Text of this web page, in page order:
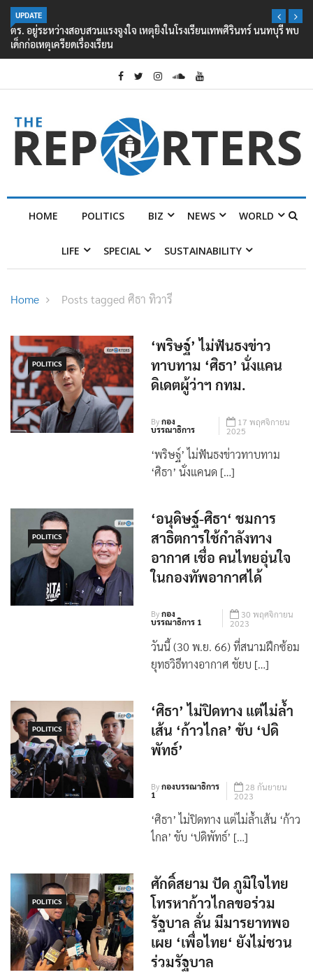
UPDATE
ตร. อยู่ระหว่างสอบสวนแรงจูงใจ เหตุยิงในโรงเรียนเทพศิรินทร์ นนทบุรี พบ
เด็กก่อเหตุเครียดเรื่องเรียน
HOME POLITICS BIZ NEWS WORLD
LIFE SPECIAL SUSTAINABILITY
Home Posts tagged ศิธา ทิวารี
POLITICS
‘พริษฐ์’ ไม่ฟันธงข่าว
ทาบทาม ‘ศิธา’ นั่งแคน
ดิเดตผู้ว่าฯ กทม.
Byกอง
บรรณาธิการ
17 พฤศจิกายน
2025
‘พริษฐ์’ ไม่ฟันธงข่าวทาบทาม
‘ศิธา’ นั่งแคนด […]
POLITICS
‘อนุดิษฐ์-ศิธา‘ ชมการ
สาธิตการใช้กำลังทาง
อากาศ เชื่อ คนไทยอุ่นใจ
ในกองทัพอากาศได้
Byกอง
บรรณาธิการ 1
30 พฤศจิกายน
2023
วันนี้ (30 พ.ย. 66) ที่สนามฝึกซ้อม
ยุทธวิธีทางอากาศ ชัยบ […]
POLITICS
‘ศิธา’ ไม่ปิดทาง แต่ไม่ล้ำ
เส้น ‘ก้าวไกล’ ขับ ‘ปดิ
พัทธ์’
Byกองบรรณาธิการ
1
28 กันยายน
2023
‘ศิธา’ ไม่ปิดทาง แต่ไม่ล้ำเส้น ‘ก้าว
ไกล’ ขับ ‘ปดิพัทธ์’ […]
POLITICS
ศักดิ์สยาม ปัด ภูมิใจไทย
โทรหาก้าวไกลขอร่วม
รัฐบาล ลั่น มีมารยาทพอ
เผย ‘เพื่อไทย‘ ยังไม่ชวน
ร่วมรัฐบาล